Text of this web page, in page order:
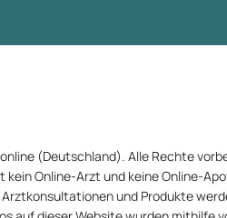
(Deutschland). Alle Rechte
kein Online-Arzt und keine Online-
und Produkte